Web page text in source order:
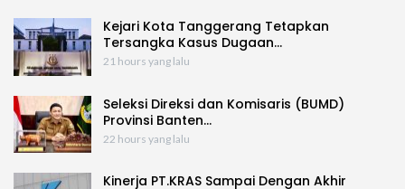
Kejari Kota Tanggerang Tetapkan
Tersangka Kasus Dugaan…
21 hours yang lalu
Seleksi Direksi dan Komisaris (BUMD)
Provinsi Banten…
22 hours yang lalu
Kinerja PT.KRAS Sampai Dengan Akhir